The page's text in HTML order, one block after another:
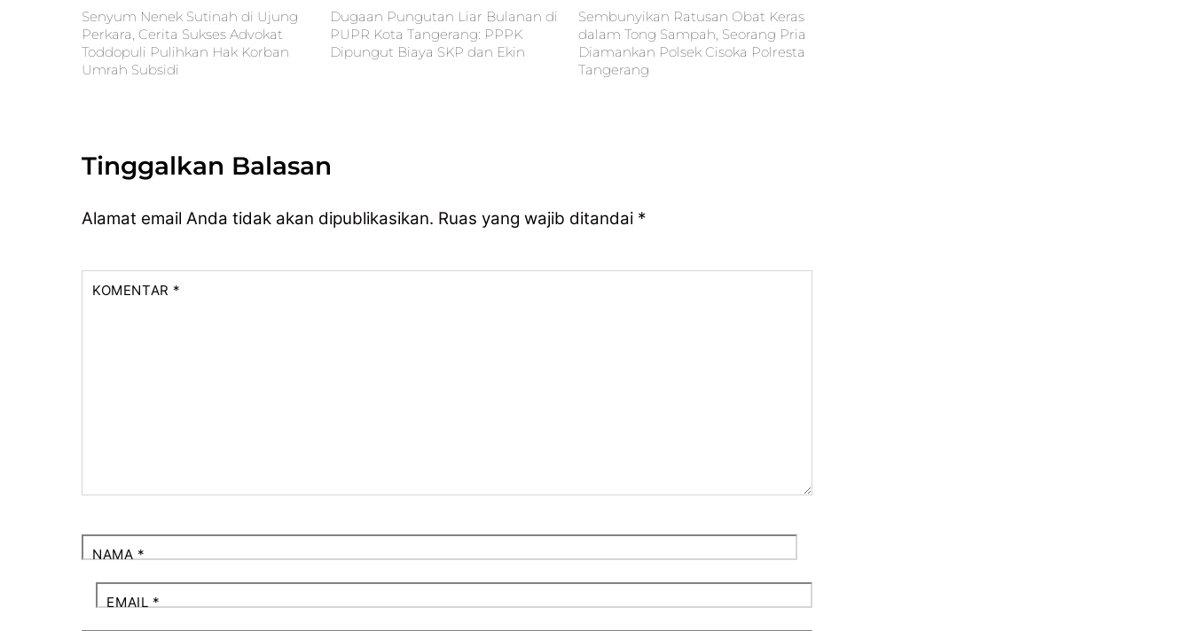
Senyum Nenek Sutinah di Ujung
Perkara, Cerita Sukses Advokat
Toddopuli Pulihkan Hak Korban
Umrah Subsidi
Dugaan Pungutan Liar Bulanan di
PUPR Kota Tangerang: PPPK
Dipungut Biaya SKP dan Ekin
Sembunyikan Ratusan Obat Keras
dalam Tong Sampah, Seorang Pria
Diamankan Polsek Cisoka Polresta
Tangerang
Tinggalkan Balasan
Alamat email Anda tidak akan dipublikasikan. Ruas yang wajib ditandai *
KOMENTAR *
NAMA*
EMAIL*